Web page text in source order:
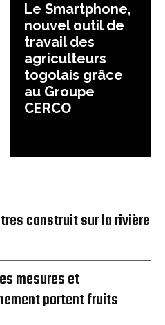
Le Smartphone,
nouvel outil de
travail des
agriculteurs
togolais grâce
au Groupe
CERCO
construit sur la rivière
mesures et
portent fruits